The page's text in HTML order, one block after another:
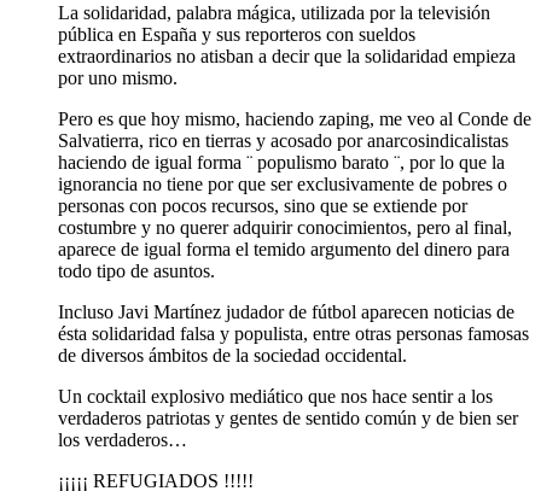
La solidaridad, palabra mágica, utilizada por la televisión
pública en España y sus reporteros con sueldos
extraordinarios no atisban a decir que la solidaridad empieza
por uno mismo.
Pero es que hoy mismo, haciendo zaping, me veo al Conde de
Salvatierra, rico en tierras y acosado por anarcosindicalistas
haciendo de igual forma ¨ populismo barato ¨, por lo que la
ignorancia no tiene por que ser exclusivamente de pobres o
personas con pocos recursos, sino que se extiende por
costumbre y no querer adquirir conocimientos, pero al final,
aparece de igual forma el temido argumento del dinero para
todo tipo de asuntos.
Incluso Javi Martínez judador de fútbol aparecen noticias de
ésta solidaridad falsa y populista, entre otras personas famosas
de diversos ámbitos de la sociedad occidental.
Un cocktail explosivo mediático que nos hace sentir a los
verdaderos patriotas y gentes de sentido común y de bien ser
los verdaderos…
¡¡¡¡¡ REFUGIADOS !!!!!